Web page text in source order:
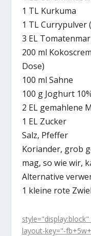
1 TL Kurkuma
1 TL Currypulver
3 EL
200 ml
Dose)
100 ml Sahne
100 g Joghurt
2 EL gemahlene
1 EL Zucker
Salz, Pfeffer
Koriander, grob
mag, so wie wir,
Alternative
1 kleine rote
layout-key="-